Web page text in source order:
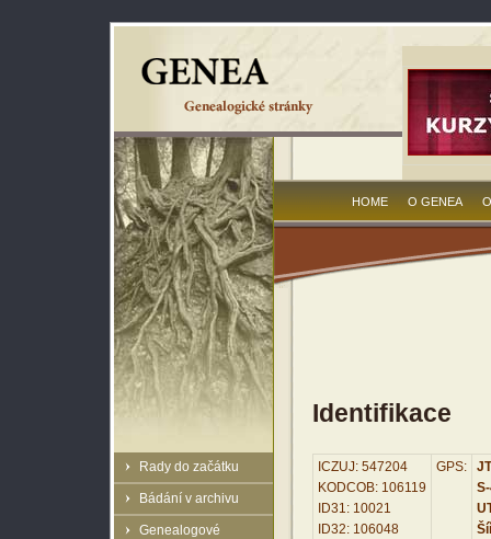
Rady do začátku
Bádání v archivu
Genealogové
HOME O GENEA
Identifikace
ICZUJ: 547204
KODCOB: 106119
ID31: 10021
ID32: 106048
GPS: